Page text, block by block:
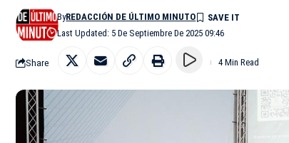
Last Updated: 5 De Septiembre De 2025 09:46
ByREDACCIÓN DE ÚLTIMO MINUTO
Share 4 Min Read